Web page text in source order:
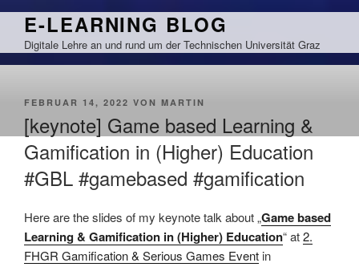
Zum
springen
E-LEARNING BLOG
Digitale Lehre an und rund um der Technischen Universität Graz
VERÖFFENTLICHT
FEBRUAR 14, 2022 VON MARTIN
[keynote] Game based Learning &
Gamification in (Higher) Education
#GBL #gamebased #gamification
Here are the slides of my keynote talk about „Game based
Learning & Gamification in (Higher) Education“ at2.
FHGR Gamification & Serious Games Event in